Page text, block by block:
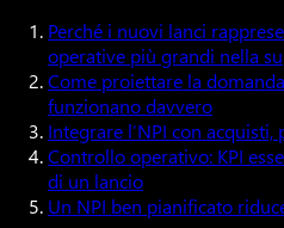
Perché i nuovi lanci
operative più grandi nella
Come proiettare la
funzionano davvero
Integrare l’NPI con acquisti,
Controllo operativo: KPI
di un lancio
Un NPI ben pianificato